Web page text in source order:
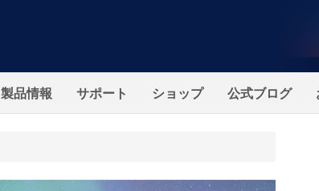
製品情報 サポート ショップ 公式ブログ